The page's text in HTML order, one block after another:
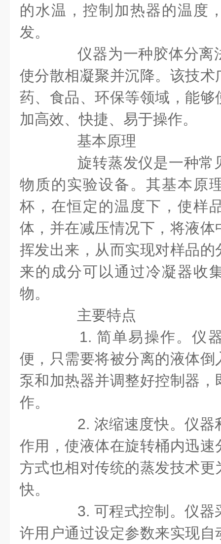
的水温，控制加热器的温度
发。
仪器为一种胶体分离
使分散相凝聚并沉降。该技
药、食品、环保等领域，能
加高效、快捷、易于操作。
基本原理
旋转蒸发仪是一种常
物质的实验设备。其基本原
杯，在恒定的温度下，使样
体，并在减压情况下，将液
挥发出来，从而实现对样品
来的成分可以通过冷凝器收
物。
主要特点
1. 简单易操作。仪器
便，只需要将被分离的液体
泵和加热器并调整好控制器
作。
2. 浓缩速度快。仪器
作用，使液体在旋转桶内迅
方式也相对传统的蒸发技术
快。
3. 可程式控制。仪器
许用户通过设定参数来实现